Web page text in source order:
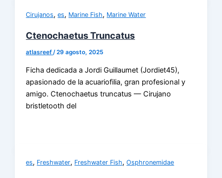
Cirujanos,es, Marine Fish, Marine Water
Ctenochaetus Truncatus
atlasreef/29 agosto, 2025
Ficha dedicada a Jordi Guillaumet (Jordiet45),
apasionado de la acuariofilia, gran profesional y
amigo. Ctenochaetus truncatus — Cirujano
bristletooth del
es, Freshwater, Freshwater Fish,Osphronemidae